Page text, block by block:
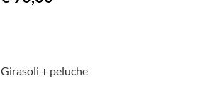
Girasoli + peluche